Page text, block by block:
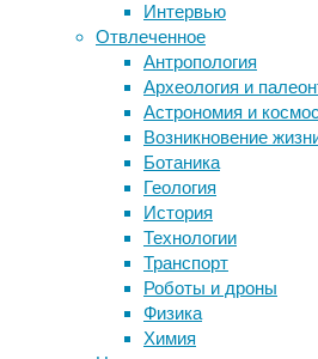
Интервью
Отвлеченное
Антропология
Археология и
Астрономия и космос
Возникновение
Ботаника
Геология
История
Технологии
Транспорт
Роботы и дроны
Физика
Химия
гамма-
аминомасляной
кислотой
(ГАМК)
—
тормозным
нейромедиатором
центральной
нервной
системы.
Он
же
отвечает
за
Метки
ДНК бактерии
биотехнология
генетика дети
здоровье
инструменты и
исследования
лекарства
мозг наука